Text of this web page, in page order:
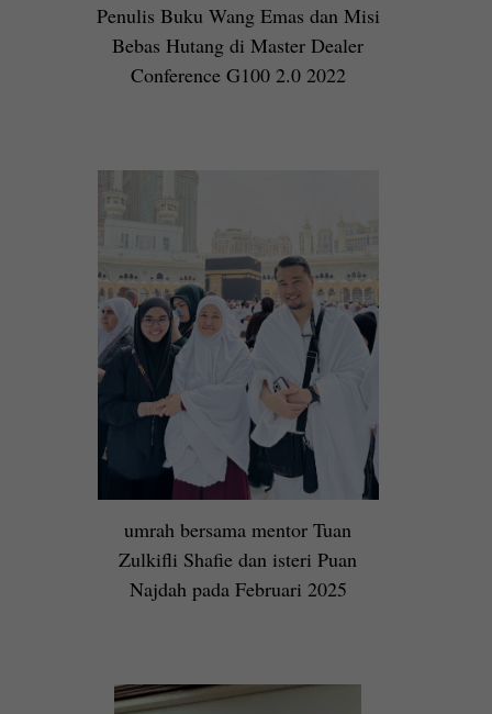
Penulis Buku Wang Emas dan Misi
Bebas Hutang di Master Dealer
Conference G100 2.0 2022
umrah bersama mentor Tuan
Zulkifli Shafie dan isteri Puan
Najdah pada Februari 2025